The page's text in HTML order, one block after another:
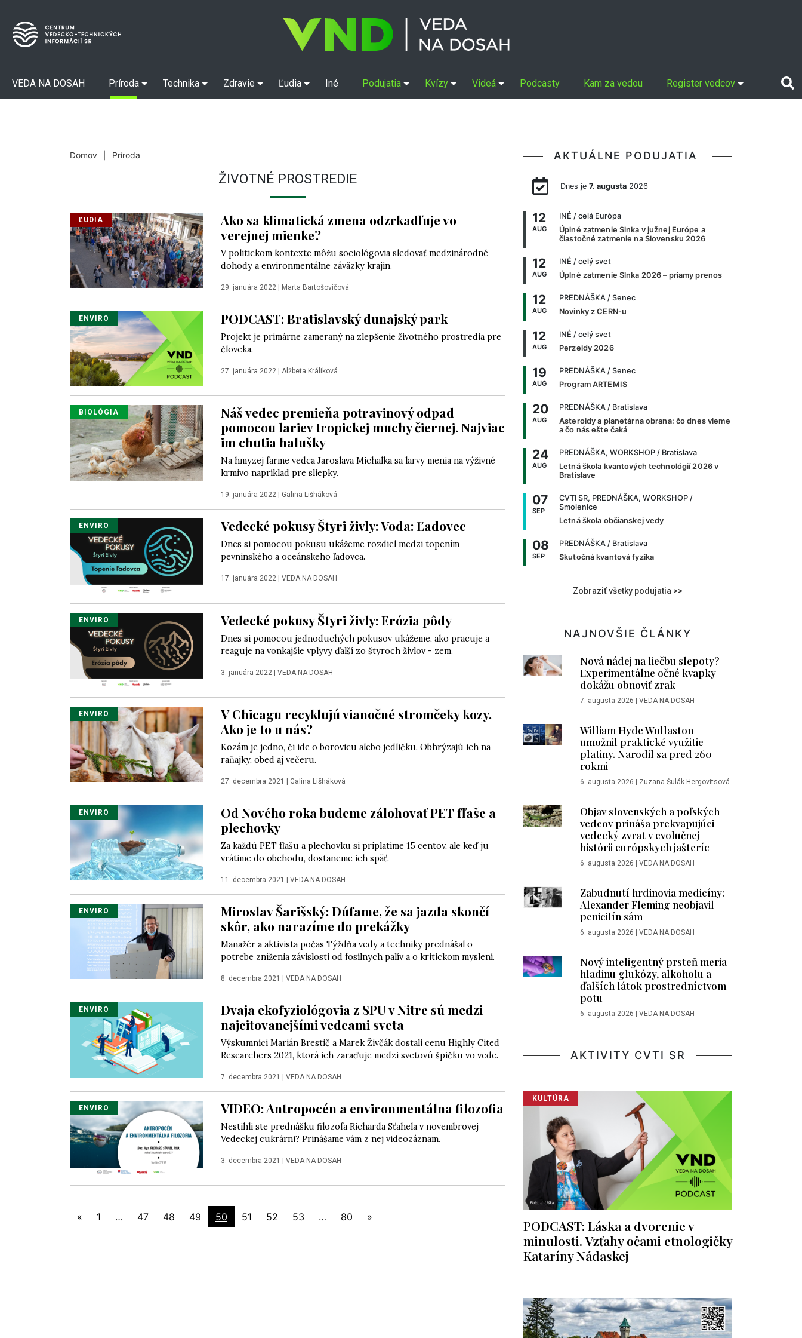
VEDA NA DOSAH Príroda Technika Zdravie Ľudia Iné Podujatia Kvízy Videá Podcasty Kam za vedou Register vedcov
Domov Príroda
ŽIVOTNÉ PROSTREDIE
ĽUDIA
Ako sa klimatická zmena odzrkadľuje vo
verejnej mienke?
V politickom kontexte môžu sociológovia sledovať medzinárodné
dohody a environmentálne záväzky krajín.
29. januára 2022 Marta Bartošovičová
ENVIRO PODCAST: Bratislavský dunajský park
Projekt je primárne zameraný na zlepšenie životného prostredia pre
človeka.
27. januára 2022 Alžbeta Králiková
BIOLÓGIA
Náš vedec premieňa potravinový odpad
pomocou lariev tropickej muchy čiernej. Najviac
im chutia halušky
Na hmyzej farme vedca Jaroslava Michalka sa larvy menia na výživné
krmivo napríklad pre sliepky.
19. januára 2022 Galina Lišháková
ENVIRO Vedecké pokusy Štyri živly: Voda: Ľadovec
Dnes si pomocou pokusu ukážeme rozdiel medzi topením
pevninského a oceánskeho ľadovca.
17. januára 2022 VEDA NA DOSAH
ENVIRO Vedecké pokusy Štyri živly: Erózia pôdy
Dnes si pomocou jednoduchých pokusov ukážeme, ako pracuje a
reaguje na vonkajšie vplyvy ďalší zo štyroch živlov - zem.
3. januára 2022 | VEDA NA DOSAH
ENVIRO
V Chicagu recyklujú vianočné stromčeky kozy.
Ako je to u nás?
Kozám je jedno, či ide o borovicu alebo jedličku. Obhrýzajú ich na
raňajky, obed aj večeru.
27. decembra 2021 Galina Lišháková
ENVIRO
Od Nového roka budeme zálohovať PET fľaše a
plechovky
Za každú PET fľašu a plechovku si priplatíme 15 centov, ale keď ju
vrátime do obchodu, dostaneme ich späť.
11. decembra 2021 VEDA NA DOSAH
ENVIRO
Miroslav Šarišský: Dúfame, že sa jazda skončí
skôr, ako narazíme do prekážky
Manažér a aktivista počas Týždňa vedy a techniky prednášal o
potrebe zníženia závislosti od fosílnych palív a o kritickom myslení.
8. decembra 2021 VEDA NA DOSAH
ENVIRO
Dvaja ekofyziológovia z SPU v Nitre sú medzi
najcitovanejšími vedcami sveta
Výskumníci Marián Brestič a Marek Živčák dostali cenu Highly Cited
Researchers 2021, ktorá ich zaraďuje medzi svetovú špičku vo vede.
7. decembra 2021 VEDA NA DOSAH
ENVIRO VIDEO: Antropocén a environmentálna filozofia
Nestihli ste prednášku filozofa Richarda Sťahela v novembrovej
Vedeckej cukrárni? Prinášame vám z nej videozáznam.
3. decembra 2021 VEDA NA DOSAH
« 1 … 47 48 49 50 51 52 53 … 80 »
AKTUÁLNE PODUJATIA
Dnes je 7. augusta2026
12
AUG
INÉ / celá Európa
Úplné zatmenie Slnka v južnej Európe a
čiastočné zatmenie na Slovensku 2026
12
AUG
INÉ / celý svet
Úplné zatmenie Slnka 2026 – priamy prenos
12
AUG
PREDNÁŠKA / Senec
Novinky z CERN-u
12
AUG
INÉ / celý svet
Perzeidy 2026
19
AUG
PREDNÁŠKA / Senec
Program ARTEMIS
20
AUG
PREDNÁŠKA / Bratislava
Asteroidy a planetárna obrana: čo dnes vieme
a čo nás ešte čaká
24
AUG
PREDNÁŠKA, WORKSHOP / Bratislava
Letná škola kvantových technológií 2026 v
Bratislave
07
SEP
CVTI SR, PREDNÁŠKA, WORKSHOP /
Smolenice
Letná škola občianskej vedy
08
SEP
PREDNÁŠKA / Bratislava
Skutočná kvantová fyzika
Zobraziť všetky podujatia >>
NAJNOVŠIE ČLÁNKY
Nová nádej na liečbu slepoty?
Experimentálne očné kvapky
dokážu obnoviť zrak
7. augusta 2026 | VEDA NA DOSAH
William Hyde Wollaston
umožnil praktické využitie
platiny. Narodil sa pred 260
rokmi
6. augusta 2026 | Zuzana Šulák Hergovitsová
Objav slovenských a poľských
vedcov prináša prekvapujúci
vedecký zvrat v evolučnej
histórii európskych jašteríc
6. augusta 2026 | VEDA NA DOSAH
Zabudnutí hrdinovia medicíny:
Alexander Fleming neobjavil
penicilín sám
6. augusta 2026 | VEDA NA DOSAH
Nový inteligentný prsteň meria
hladinu glukózy, alkoholu a
ďalších látok prostredníctvom
potu
6. augusta 2026 | VEDA NA DOSAH
AKTIVITY CVTI SR
KULTÚRA
PODCAST: Láska a dvorenie v
minulosti. Vzťahy očami etnologičky
Kataríny Nádaskej